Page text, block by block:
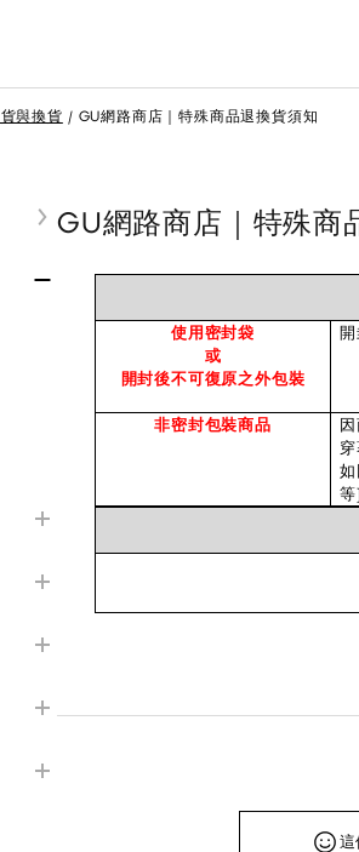
與換貨 GU網路商店｜特殊商品退換貨須知
GU網路商店｜特殊商
使用密封袋
或
開封後不可復原之外包裝
開
非密封包裝商品
這